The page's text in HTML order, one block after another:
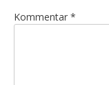
s
Kommentar *